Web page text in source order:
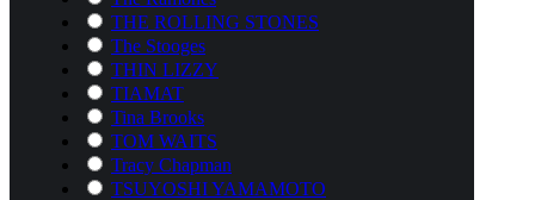
THE ROLLING STONES
The Stooges
THIN LIZZY
TIAMAT
Tina Brooks
TOM WAITS
Tracy Chapman
TSUYOSHI YAMAMOTO